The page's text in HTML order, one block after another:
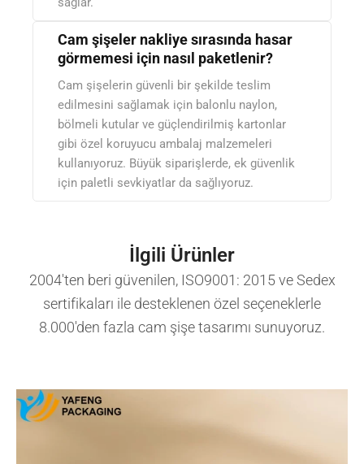
Cam şişeler nakliye sırasında hasar
görmemesi için nasıl paketlenir?
Cam şişelerin güvenli bir şekilde teslim
edilmesini sağlamak için balonlu naylon,
bölmeli kutular ve güçlendirilmiş kartonlar
gibi özel koruyucu ambalaj malzemeleri
kullanıyoruz. Büyük siparişlerde, ek güvenlik
için paletli sevkiyatlar da sağlıyoruz.
İlgili Ürünler
2004'ten beri güvenilen, ISO9001: 2015 ve Sedex
sertifikaları ile desteklenen özel seçeneklerle
8.000'den fazla cam şişe tasarımı sunuyoruz.